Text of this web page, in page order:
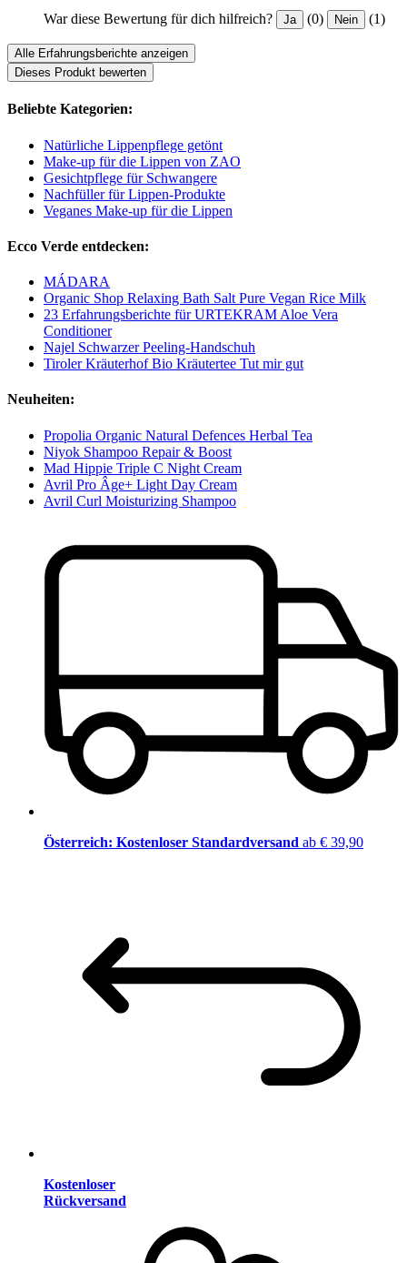
War diese Bewertung für dich hilfreich? Ja (0) Nein (1)
Alle Erfahrungsberichte anzeigen
Dieses Produkt bewerten
Beliebte Kategorien:
Natürliche Lippenpflege getönt
Make-up für die Lippen von ZAO
Gesichtpflege für Schwangere
Nachfüller für Lippen-Produkte
Veganes Make-up für die Lippen
Ecco Verde entdecken:
MÁDARA
Organic Shop Relaxing Bath Salt Pure Vegan Rice Milk
23 Erfahrungsberichte für URTEKRAM Aloe Vera
Conditioner
Najel Schwarzer Peeling-Handschuh
Tiroler Kräuterhof Bio Kräutertee Tut mir gut
Neuheiten:
Propolia Organic Natural Defences Herbal Tea
Niyok Shampoo Repair & Boost
Mad Hippie Triple C Night Cream
Avril Pro Âge+ Light Day Cream
Avril Curl Moisturizing Shampoo
Österreich: Kostenloser Standardversand ab € 39,90
Kostenloser
Rückversand